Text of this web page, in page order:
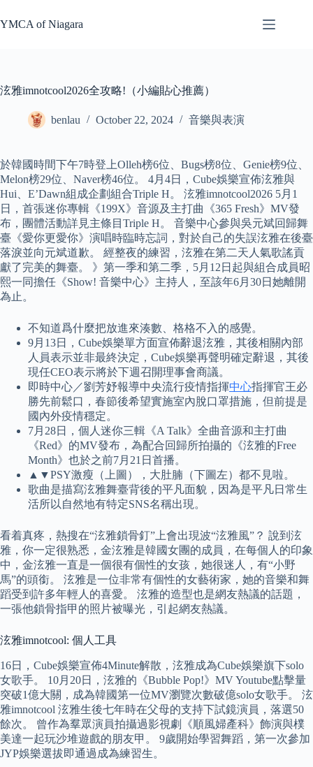
to
content
YMCA of Niagara
泫雅imnotcool2026全攻略!（小編貼心推薦）
benlau October 22, 2024 音樂與表演
於韓國時間下午7時登上Olleh榜6位、Bugs榜8位、Genie榜9位、
Melon榜29位、Naver榜46位。 4月4日，Cube娛樂宣佈泫雅與
Hui、E’Dawn組成企劃組合Triple H。 泫雅imnotcool2026 5月1
日，首張迷你專輯《199X》音源及主打曲《365 Fresh》MV發
布，團體活動詳見主條目Triple H。 音樂中心參與吳元斌回歸舞
臺《愛你更愛你》演唱時臨時忘詞，對於自己的失誤泫雅在後臺
落淚並向元斌道歉。 經整夜的練習，泫雅在第二天人氣歌謠貢
獻了完美的舞臺。 》第一季和第二季，5月12日起與組合成員昭
熙一同擔任《Show! 音樂中心》主持人，至該年6月30日她離開
為止。
不知道爲什麼把放進來湊數、格格不入的感覺。
9月13日，Cube娛樂單方面宣佈辭退泫雅，其後相關內部
人員表示並非最終決定，Cube娛樂再聲明確定辭退，其後
現任CEO表示將於下週召開理事會商議。
即時中心／劉芳妤報導中央流行疫情指揮中心指揮官王必
勝先前鬆口，春節後希望實施室內脫口罩措施，但前提是
國內外疫情穩定。
7月28日，個人迷你三輯《A Talk》全曲音源和主打曲
《Red》的MV發布，為配合回歸所拍攝的《泫雅的Free
Month》也於之前7月21日首播。
▲▼PSY激瘦（上圖），大肚腩（下圖左）都不見啦。
歌曲是描寫泫雅舞臺背後的平凡面貌，因為是平凡日常生
活所以自然地有特定SNS名稱出現。
看着真疼，熱搜在“泫雅鎖骨釘”上會出現波“泫雅風”？ 說到泫
雅，你一定很熟悉，金泫雅是韓國女團的成員，在每個人的印象
中，金泫雅一直是一個很有個性的女孩，她很迷人，有“小野
馬”的頭銜。 泫雅是一位非常有個性的女藝術家，她的音樂和舞
蹈受到許多年輕人的喜愛。 泫雅的造型也是網友熱議的話題，
一張他鎖骨指甲的照片被曝光，引起網友熱議。
泫雅imnotcool: 個人工具
16日，Cube娛樂宣佈4Minute解散，泫雅成為Cube娛樂旗下solo
女歌手。 10月20日，泫雅的《Bubble Pop!》MV Youtube點擊量
突破1億大關，成為韓國第一位MV瀏覽次數破億solo女歌手。 泫
雅imnotcool 泫雅生後七年時在父母的支持下試鏡演員，落選50
餘次。 曾作為羣眾演員拍攝過影視劇《順風婦產科》飾演與樸
美達一起玩沙堆遊戲的朋友甲。 9歲開始學習舞蹈，第一次參加
JYP娛樂選拔即通過成為練習生。